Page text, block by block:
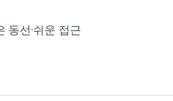
선·쉬운 접근